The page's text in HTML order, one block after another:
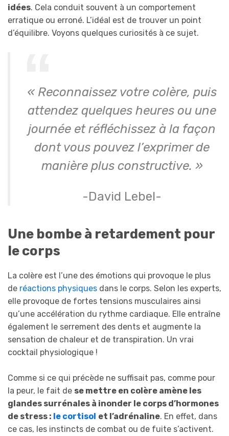
idées. Cela conduit souvent à un comportement
erratique ou erroné. L’idéal est de trouver un point
d’équilibre. Voyons quelques curiosités à ce sujet.
« Reconnaissez votre colère, puis
attendez quelques heures ou une
journée et réfléchissez à la façon
dont vous pouvez l’exprimer de
manière plus constructive. »
-David Lebel-
Une bombe à retardement pour
le corps
La colère est l’une des émotions qui provoque le plus
de réactions physiques dans le corps. Selon les experts,
elle provoque de fortes tensions musculaires ainsi
qu’une accélération du rythme cardiaque. Elle entraîne
également le serrement des dents et augmente la
sensation de chaleur et de transpiration. Un vrai
cocktail physiologique !
Comme si ce qui précède ne suffisait pas, comme pour
la peur, le fait de se mettre en colère amène les
glandes surrénales à inonder le corps d’hormones
de stress : le cortisol et l’adrénaline. En effet, dans
ce cas, les instincts de combat ou de fuite s’activent.